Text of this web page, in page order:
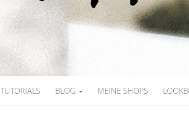
TUTORIALS BLOG MEINE SHOPS